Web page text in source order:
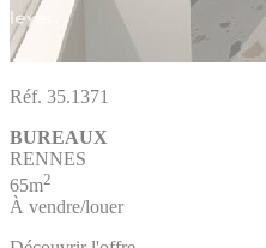
Réf. 35.1371
BUREAUX
RENNES
65m2
À vendre/louer